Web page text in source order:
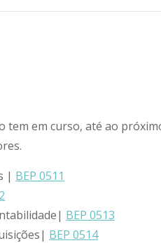
tem em curso, até ao
| BEP 0511
BEP 0513
BEP 0514